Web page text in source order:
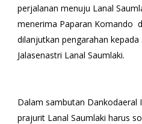
perjalanan menuju Lanal
menerima Paparan Komando
dilanjutkan pengarahan
Jalasenastri Lanal Saumlaki.
Dalam sambutan Dankodaeral
prajurit Lanal Saumlaki harus